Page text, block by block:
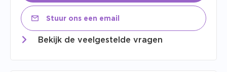
Stuur ons een email
Bekijk de veelgestelde vragen